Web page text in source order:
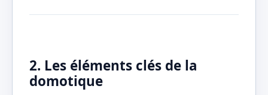
2. Les éléments clés de la
domotique